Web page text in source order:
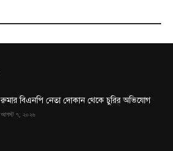
রুমার বিএনপি নেতা দোকান থেকে চুরির অভিযোগ
আগস্ট ৭, ২০২৬